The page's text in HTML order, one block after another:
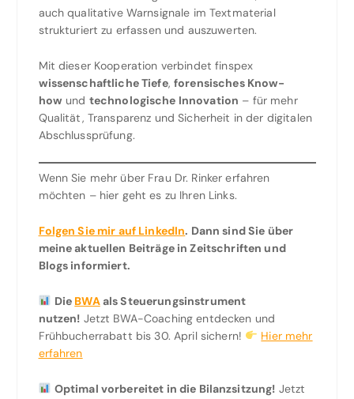
auch qualitative Warnsignale im Textmaterial
strukturiert zu erfassen und auszuwerten.
Mit dieser Kooperation verbindet finspex
wissenschaftliche Tiefe,forensisches Know-
how und technologische Innovation – für mehr
Qualität, Transparenz und Sicherheit in der digitalen
Abschlussprüfung.
Wenn Sie mehr über Frau Dr. Rinker erfahren
möchten – hier geht es zu Ihren Links.
Folgen Sie mir auf LinkedIn. Dann sind Sie über
meine aktuellen Beiträge in Zeitschriften und
Blogs informiert.
Die BWAals Steuerungsinstrument
nutzen! Jetzt BWA-Coaching entdecken und
Frühbucherrabatt bis 30. April sichern!
Hier mehr
erfahren
Optimal vorbereitet in die Bilanzsitzung! Jetzt